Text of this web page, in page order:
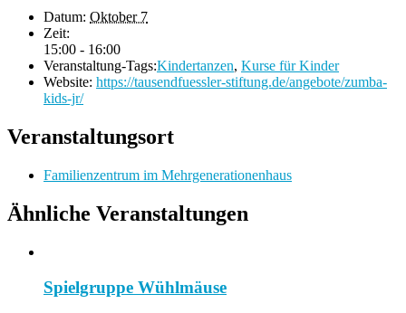
Datum: Oktober 7
Zeit:
15:00 - 16:00
Veranstaltung-Tags:Kindertanzen, Kurse für Kinder
Website: https://tausendfuessler-stiftung.de/angebote/zumba-
kids-jr/
Veranstaltungsort
Familienzentrum im Mehrgenerationenhaus
Ähnliche Veranstaltungen
Spielgruppe Wühlmäuse